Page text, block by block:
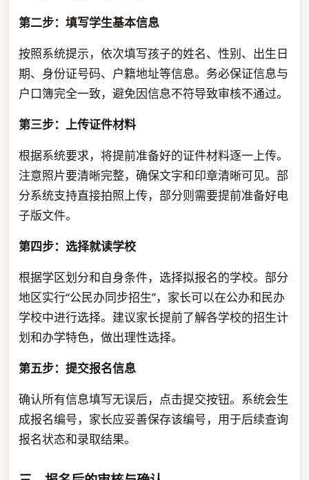
第二步：填写学生基本信息
按照系统提示，依次填写孩子的姓名、性别、出生日
期、身份证号码、户籍地址等信息。务必保证信息与
户口簿完全一致，避免因信息不符导致审核不通过。
第三步：上传证件材料
根据系统要求，将提前准备好的证件材料逐一上传。
注意照片要清晰完整，确保文字和印章清晰可见。部
分系统支持直接拍照上传，部分则需要提前准备好电
子版文件。
第四步：选择就读学校
根据学区划分和自身条件，选择拟报名的学校。部分
地区实行“公民办同步招生”，家长可以在公办和民办
学校中进行选择。建议家长提前了解各学校的招生计
划和办学特色，做出理性选择。
第五步：提交报名信息
确认所有信息填写无误后，点击提交按钮。系统会生
成报名编号，家长应妥善保存该编号，用于后续查询
报名状态和录取结果。